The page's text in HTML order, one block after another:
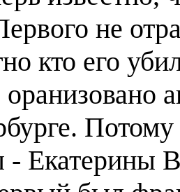
не
кто его
- Екатерины